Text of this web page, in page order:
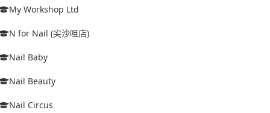
My Workshop Ltd
N for Nail (尖沙咀店)
Nail Baby
Nail Beauty
Nail Circus